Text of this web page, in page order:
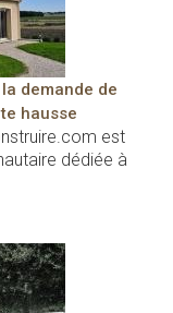
demande de
hausse
est
dédiée à